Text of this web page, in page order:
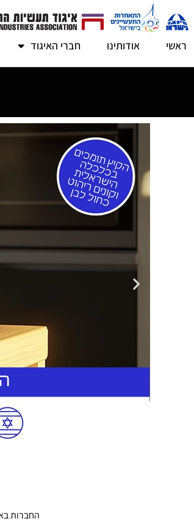
ראשי אודותינו חברי האיגוד
החברות